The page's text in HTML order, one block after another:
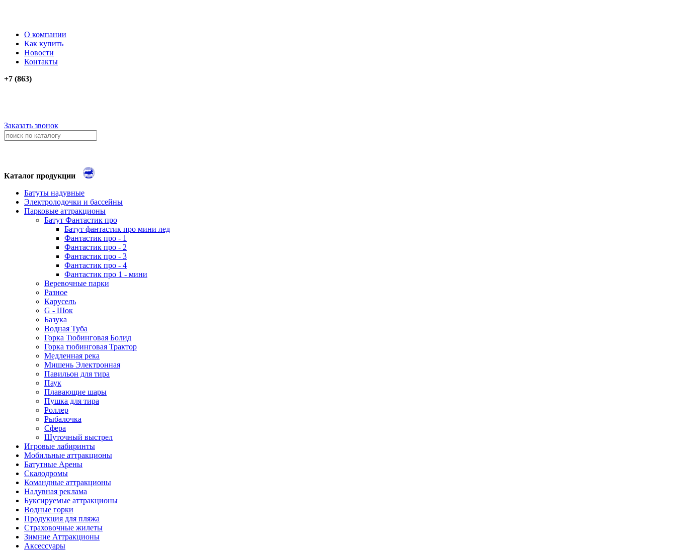
О компании
Как купить
Новости
Контакты
+7 (863)
Заказать звонок
Каталог продукции
Батуты надувные
Электролодочки и бассейны
Парковые аттракционы
Батут Фантастик про
Батут фантастик про мини лед
Фантастик про - 1
Фантастик про - 2
Фантастик про - 3
Фантастик про - 4
Фантастик про 1 - мини
Веревочные парки
Разное
Карусель
G - Шок
Базука
Водная Туба
Горка Тюбинговая Болид
Горка тюбинговая Трактор
Медленная река
Мишень Электронная
Павильон для тира
Паук
Плавающие шары
Пушка для тира
Роллер
Рыбалочка
Сфера
Шуточный выстрел
Игровые лабиринты
Мобильные аттракционы
Батутные Арены
Скалодромы
Командные аттракционы
Надувная реклама
Буксируемые аттракционы
Водные горки
Продукция для пляжа
Страховочные жилеты
Зимние Аттракционы
Аксессуары